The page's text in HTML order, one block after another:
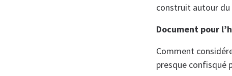
construit autour du
Document pour
Comment
presque confisqué